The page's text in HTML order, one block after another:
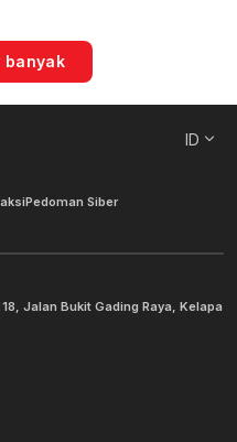
banyak
ID
Pedoman Siber
Jalan Bukit Gading Raya, Kelapa